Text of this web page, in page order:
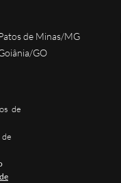
de Minas/MG
GO
de